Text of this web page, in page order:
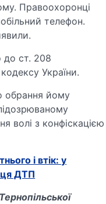
Правоохоронці
телефон.
до ст. 208
України.
обрання йому
волі з конфіскацією
і втік: у
ДТП